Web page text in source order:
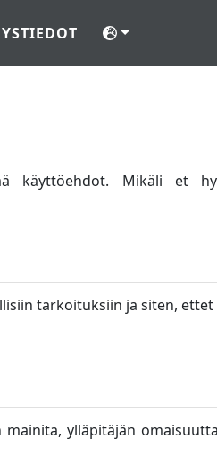
käyttöehdot. Mikäli et
tarkoituksiin ja siten,
ylläpitäjän